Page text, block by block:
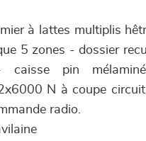
à lattes multiplis
5 zones - dossier
pin
N à coupe
radio.